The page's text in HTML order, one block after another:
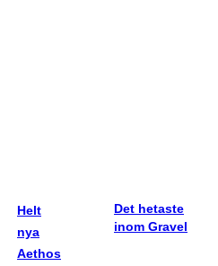
Helt
nya
Aethos
Det hetaste
inom Gravel